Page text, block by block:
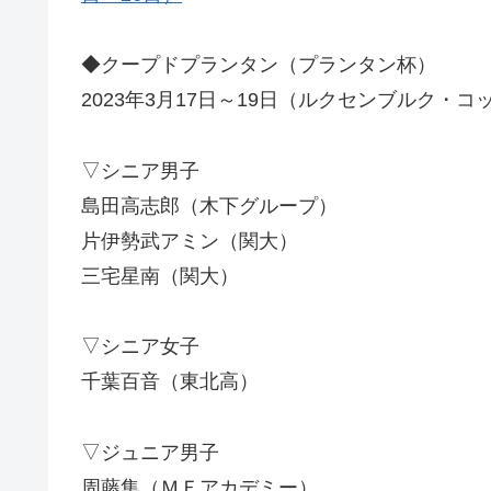
◆クープドプランタン（プランタン杯）
2023年3月17日～19日（ルクセンブルク・コ
▽シニア男子
島田高志郎（木下グループ）
片伊勢武アミン（関大）
三宅星南（関大）
▽シニア女子
千葉百音（東北高）
▽ジュニア男子